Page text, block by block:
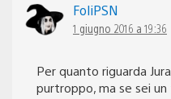
FoliPSN
1 giugno 2016 a 19:36
Per quanto riguarda
purtroppo, ma se sei